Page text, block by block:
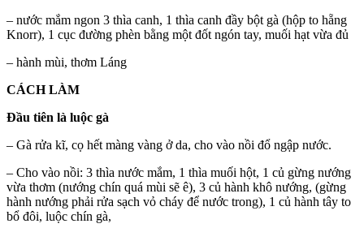
– nước mắm ngon 3 thìa canh, 1 thìa canh đầy bột gà (hộp to hẵng
Knorr), 1 cục đường phèn bằng một đốt ngón tay, muối hạt vừa đủ
– hành mùi, thơm Láng
CÁCH LÀM
Đầu tiên là luộc gà
– Gà rửa kĩ, cọ hết màng vàng ở da, cho vào nồi đổ ngập nước.
– Cho vào nồi: 3 thìa nước mắm, 1 thìa muối hột, 1 củ gừng nướng
vừa thơm (nướng chín quá mùi sẽ ê), 3 củ hành khô nướng, (gừng
hành nướng phải rửa sạch vỏ cháy để nước trong), 1 củ hành tây to
bổ đôi, luộc chín gà,